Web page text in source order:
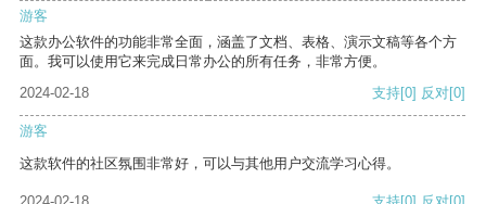
游客
这款办公软件的功能非常全面，涵盖了文档、表格、演示文稿等各个方
面。我可以使用它来完成日常办公的所有任务，非常方便。
2024-02-18
支持[0] 反对[0]
游客
这款软件的社区氛围非常好，可以与其他用户交流学习心得。